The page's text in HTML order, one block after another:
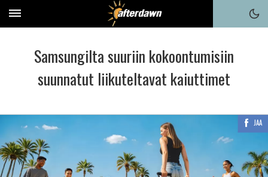
Samsungilta suuriin kokoontumisiin
suunnatut liikuteltavat kaiuttimet
JAA